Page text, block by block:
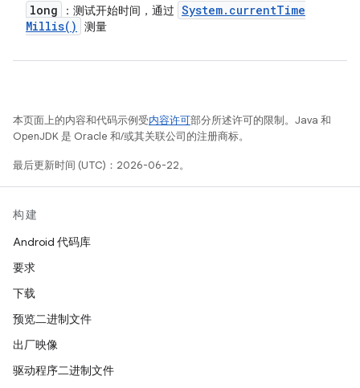
long ：测试开始时间，通过 System. currentTime
Millis( ) 测量
本页面上的内容和代码示例受内容许可部分所述许可的限制。Java 和
OpenJDK 是 Oracle 和/或其关联公司的注册商标。
最后更新时间 (UTC)：2026-06-22。
构建
Android 代码库
要求
下载
预览二进制文件
出厂映像
驱动程序二进制文件